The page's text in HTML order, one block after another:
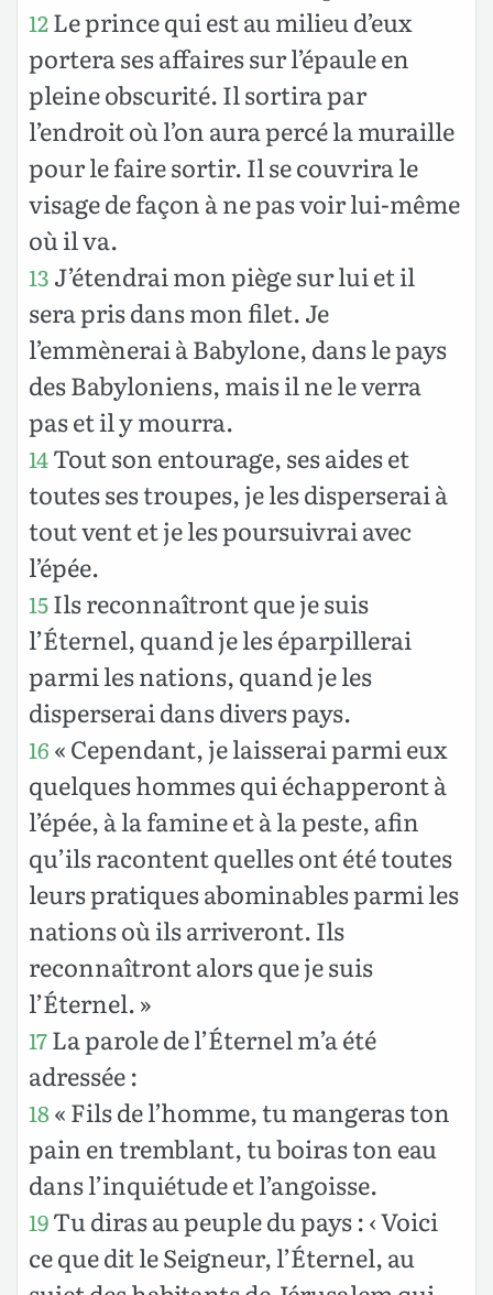
12Le prince qui est au milieu d’eux
portera ses affaires sur l’épaule en
pleine obscurité. Il sortira par
l’endroit où l’on aura percé la muraille
pour le faire sortir. Il se couvrira le
visage de façon à ne pas voir lui-même
où il va.
13 J’étendrai mon piège sur lui et il
sera pris dans mon filet. Je
l’emmènerai à Babylone, dans le pays
des Babyloniens, mais il ne le verra
pas et il y mourra.
14Tout son entourage, ses aides et
toutes ses troupes, je les disperserai à
tout vent et je les poursuivrai avec
l’épée.
15Ils reconnaîtront que je suis
l’Éternel, quand je les éparpillerai
parmi les nations, quand je les
disperserai dans divers pays.
16 « Cependant, je laisserai parmi eux
quelques hommes qui échapperont à
l’épée, à la famine et à la peste, afin
qu’ils racontent quelles ont été toutes
leurs pratiques abominables parmi les
nations où ils arriveront. Ils
reconnaîtront alors que je suis
l’Éternel. »
17La parole de l’Éternel m’a été
adressée :
18« Fils de l’homme, tu mangeras ton
pain en tremblant, tu boiras ton eau
dans l’inquiétude et l’angoisse.
19Tu diras au peuple du pays : ‹ Voici
ce que dit le Seigneur, l’Éternel, au